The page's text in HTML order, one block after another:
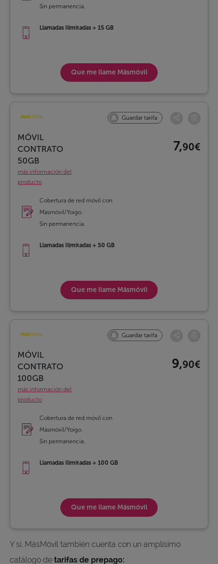
Que me llameMásmóvil
Sin permanencia.
Llamadas Ilimitadas + 15 GB
Guardar tarifa
MÓVIL
CONTRATO
50GB
más información del
producto
7,90€
Que me llameMásmóvil
Cobertura de red móvil con
Másmóvil/Yoigo.
Sin permanencia.
Llamadas Ilimitadas + 50 GB
Guardar tarifa
MÓVIL
CONTRATO
100GB
más información del
producto
9,90€
Que me llameMásmóvil
Cobertura de red móvil con
Másmóvil/Yoigo.
Sin permanencia.
Llamadas Ilimitadas + 100 GB
Y sí, MásMóvil también cuenta con un amplísimo
catálogo de tarifas de prepago: